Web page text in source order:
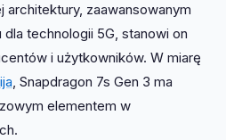
architektury, zaawansowanym
technologii 5G, stanowi on
i użytkowników. W miarę
, Snapdragon 7s Gen 3 ma
elementem w